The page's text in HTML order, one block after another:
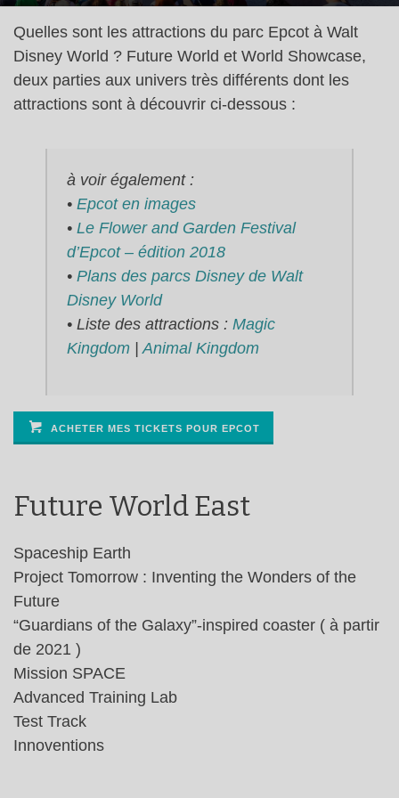
Quelles sont les attractions du parc Epcot à Walt
Disney World ? Future World et World Showcase,
deux parties aux univers très différents dont les
attractions sont à découvrir ci-dessous :
à voir également :
• Epcot en images
• Le Flower and Garden Festival
d’Epcot – édition 2018
• Plans des parcs Disney de Walt
Disney World
• Liste des attractions : Magic
Kingdom | Animal Kingdom
ACHETER MES TICKETS POUR EPCOT
Future World East
Spaceship Earth
Project Tomorrow : Inventing the Wonders of the
Future
“Guardians of the Galaxy”-inspired coaster ( à partir
de 2021 )
Mission SPACE
Advanced Training Lab
Test Track
Innoventions